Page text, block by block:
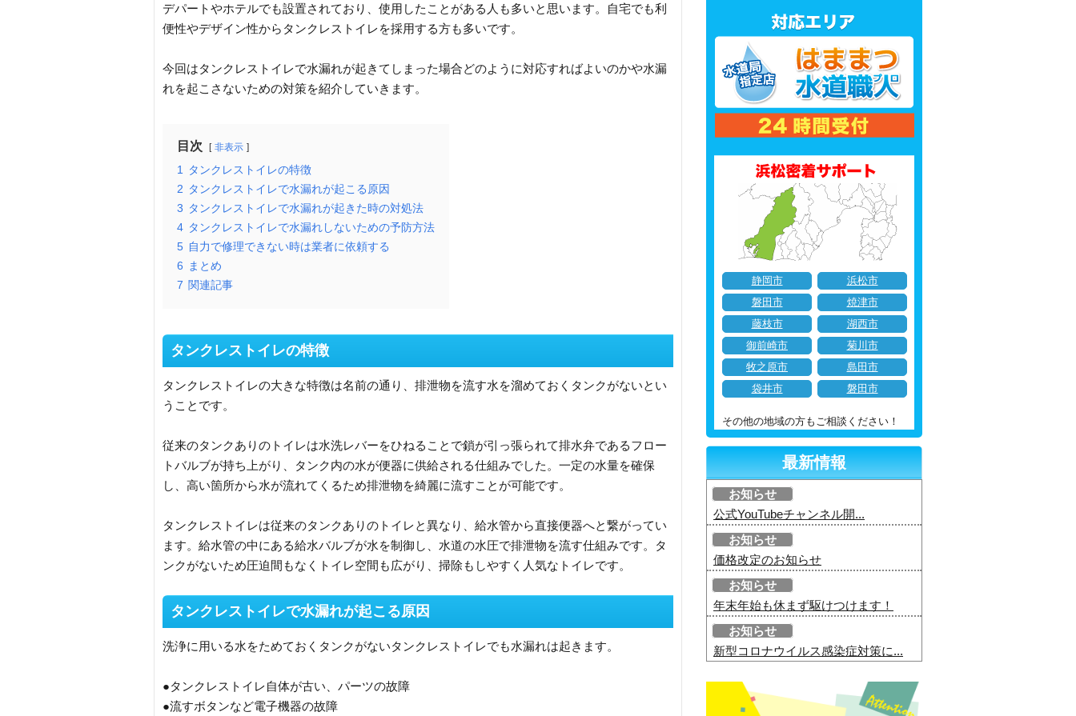
デパートやホテルでも設置されており、使用したことがある人も多いと思います。自宅でも利
便性やデザイン性からタンクレストイレを採用する方も多いです。
今回はタンクレストイレで水漏れが起きてしまった場合どのように対応すればよいのかや水漏
れを起こさないための対策を紹介していきます。
目次 非表示
1
タンクレストイレの特徴
2 タンクレストイレで水漏れが起こる原因
3 タンクレストイレで水漏れが起きた時の対処法
4 タンクレストイレで水漏れしないための予防方法
5 自力で修理できない時は業者に依頼する
6
まとめ
7 関連記事
タンクレストイレの特徴
タンクレストイレの大きな特徴は名前の通り、排泄物を流す水を溜めておくタンクがないとい
うことです。
従来のタンクありのトイレは水洗レバーをひねることで鎖が引っ張られて排水弁であるフロー
トバルブが持ち上がり、タンク内の水が便器に供給される仕組みでした。一定の水量を確保
し、高い箇所から水が流れてくるため排泄物を綺麗に流すことが可能です。
タンクレストイレは従来のタンクありのトイレと異なり、給水管から直接便器へと繋がってい
ます。給水管の中にある給水バルブが水を制御し、水道の水圧で排泄物を流す仕組みです。タ
ンクがないため圧迫間もなくトイレ空間も広がり、掃除もしやすく人気なトイレです。
タンクレストイレで水漏れが起こる原因
洗浄に用いる水をためておくタンクがないタンクレストイレでも水漏れは起きます。
●タンクレストイレ自体が古い、パーツの故障
●流すボタンなど電子機器の故障
静岡市
浜松市
磐田市
焼津市
藤枝市
湖西市
御前崎市
菊川市
牧之原市
島田市
袋井市
磐田市
その他の地域の方もご相談ください！
最新情報
お知らせ
公式YouTubeチャンネル開...
お知らせ
価格改定のお知らせ
お知らせ
年末年始も休まず駆けつけます！
お知らせ
新型コロナウイルス感染症対策に...